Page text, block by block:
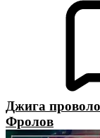
Джига
Фролов